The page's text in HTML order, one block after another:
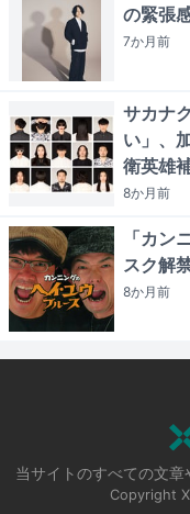
の緊張
7か月前
サカナ
い」、
衛英雄
8か月前
「カン
スク解
8か月前
当サイトのすべての文章
Copyright